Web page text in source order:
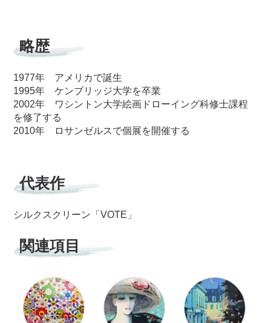
略歴
1977年 アメリカで誕生
1995年 ケンブリッジ大学を卒業
2002年 ワシントン大学絵画ドローイング科修士課程
を修了する
2010年 ロサンゼルスで個展を開催する
代表作
シルクスクリーン「VOTE」
関連項目